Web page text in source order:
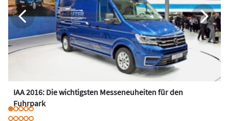
IAA 2016: Die wichtigsten Messeneuheiten für den
Fuhrpark